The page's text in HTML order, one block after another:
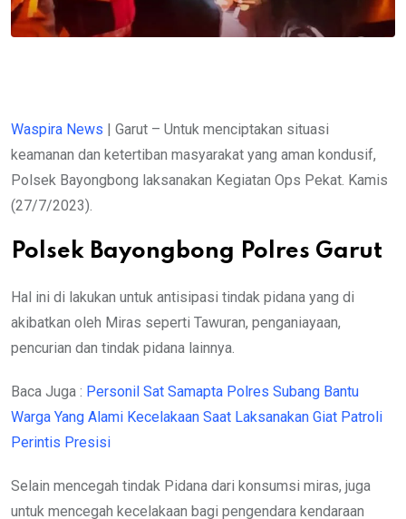
Waspira News | Garut – Untuk menciptakan situasi
keamanan dan ketertiban masyarakat yang aman kondusif,
Polsek Bayongbong laksanakan Kegiatan Ops Pekat. Kamis
(27/7/2023).
Polsek Bayongbong Polres Garut
Hal ini di lakukan untuk antisipasi tindak pidana yang di
akibatkan oleh Miras seperti Tawuran, penganiayaan,
pencurian dan tindak pidana lainnya.
Baca Juga : Personil Sat Samapta Polres Subang Bantu
Warga Yang Alami Kecelakaan Saat Laksanakan Giat Patroli
Perintis Presisi
Selain mencegah tindak Pidana dari konsumsi miras, juga
untuk mencegah kecelakaan bagi pengendara kendaraan